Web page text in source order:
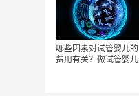
哪些因素对试管婴儿的
费用有关？做试管婴儿